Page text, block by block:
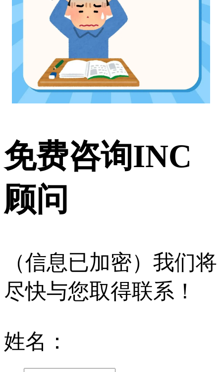
免费咨询INC
顾问
（信息已加密）我们将
尽快与您取得联系！
姓名：